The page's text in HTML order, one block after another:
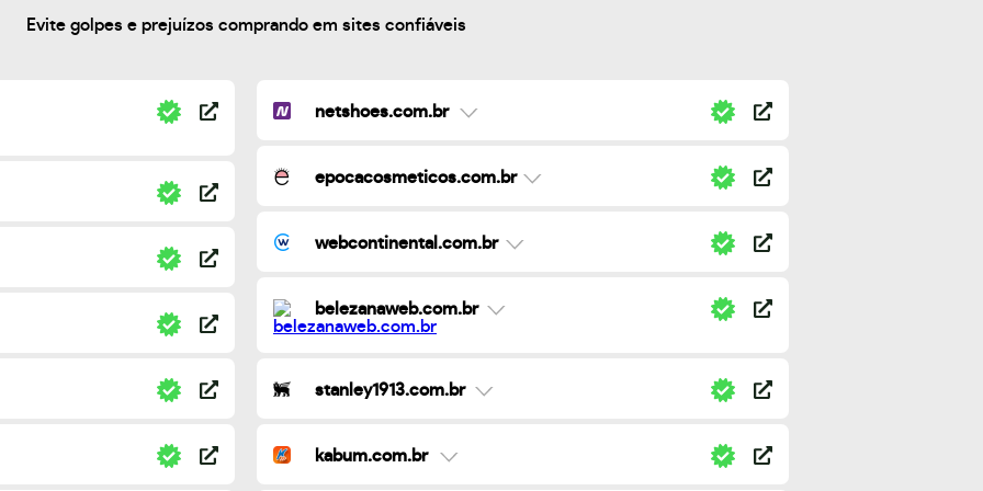
Evite golpes e prejuízos comprando em sites confiáveis
netshoes.com.br
epocacosmeticos.com.br
webcontinental.com.br
belezanaweb.com.br
stanley1913.com.br
kabum.com.br